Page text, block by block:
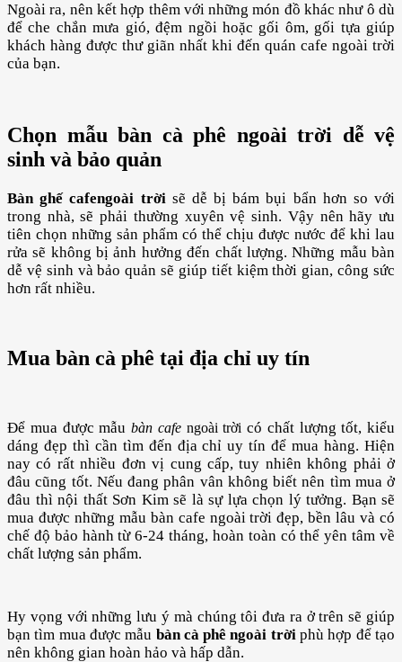
Ngoài ra, nên kết hợp thêm với những món đồ khác như ô dù
để che chắn mưa gió, đệm ngồi hoặc gối ôm, gối tựa giúp
khách hàng được thư giãn nhất khi đến quán cafe ngoài trời
của bạn.
Chọn mẫu bàn cà phê ngoài trời dễ vệ
sinh và bảo quản
Bàn ghế cafengoài trờisẽ dễ bị bám bụi bẩn hơn so với
trong nhà, sẽ phải thường xuyên vệ sinh. Vậy nên hãy ưu
tiên chọn những sản phẩm có thể chịu được nước để khi lau
rửa sẽ không bị ảnh hưởng đến chất lượng. Những mẫu bàn
dễ vệ sinh và bảo quản sẽ giúp tiết kiệm thời gian, công sức
hơn rất nhiều.
Mua bàn cà phê tại địa chỉ uy tín
Để mua được mẫu bàn cafe ngoài trời có chất lượng tốt, kiểu
dáng đẹp thì cần tìm đến địa chỉ uy tín để mua hàng. Hiện
nay có rất nhiều đơn vị cung cấp, tuy nhiên không phải ở
đâu cũng tốt. Nếu đang phân vân không biết nên tìm mua ở
đâu thì nội thất Sơn Kim sẽ là sự lựa chọn lý tưởng. Bạn sẽ
mua được những mẫu bàn cafe ngoài trời đẹp, bền lâu và có
chế độ bảo hành từ 6-24 tháng, hoàn toàn có thể yên tâm về
chất lượng sản phẩm.
Hy vọng với những lưu ý mà chúng tôi đưa ra ở trên sẽ giúp
bạn tìm mua được mẫu bàn cà phê ngoài trời phù hợp để tạo
nên không gian hoàn hảo và hấp dẫn.